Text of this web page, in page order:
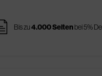
Bis zu4.000 Seitenbei 5%